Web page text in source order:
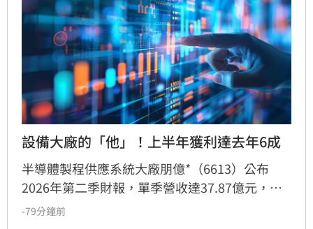
設備大廠的「他」！上半年獲利達去年6成
半導體製程供應系統大廠朋億*（6613）公布
2026年第二季財報，單季營收達37.87億元，年
增85.31%，創下歷史新高。上半年累計EPS達
-79分鐘前